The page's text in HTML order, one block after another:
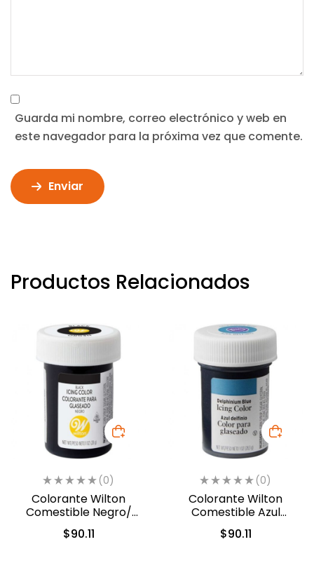
Guarda mi nombre, correo electrónico y web en
este navegador para la próxima vez que comente.
Enviar
Productos Relacionados
(0)
Colorante Wilton
Comestible Negro/
Black 28.3gr. (04-0-
0037)
$90.11
(0)
Colorante Wilton
Comestible Azul
Delfin/Delphinium Blue
28.3gr. (610-228)
$90.11